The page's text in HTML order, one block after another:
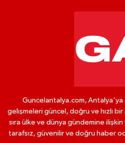
Guncelantalya.com, Antalya'ya
gelişmeleri güncel, doğru ve hızlı
sıra ülke ve dünya gündemine
tarafsız, güvenilir ve doğru haber